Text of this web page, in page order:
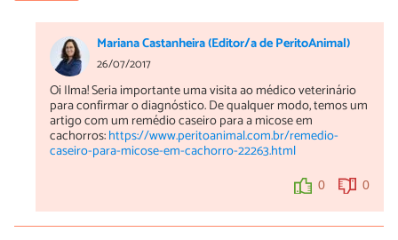
Mariana Castanheira (Editor/a de PeritoAnimal)
26/07/2017
Oi Ilma! Seria importante uma visita ao médico veterinário
para confirmar o diagnóstico. De qualquer modo, temos um
artigo com um remédio caseiro para a micose em
cachorros:https://www.peritoanimal.com.br/remedio-
caseiro-para-micose-em-cachorro-22263.html
0 0